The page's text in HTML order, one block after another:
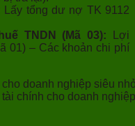
Lấy tổng dư nợ TK 9112
TNDN (Mã 03): Lợi
01) – Các khoản chi phí
chính cho doanh